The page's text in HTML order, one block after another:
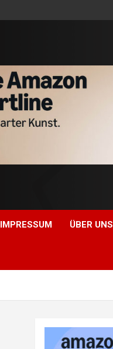
IMPRESSUM ÜBER UNS